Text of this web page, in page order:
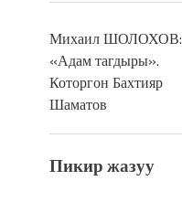
Михаил ШОЛОХОВ:
«Адам тагдыры».
Которгон Бахтияр
Шаматов
Пикир жазуу